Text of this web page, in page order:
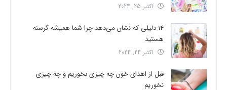
اکتبر 25, 2024
14 دلیلی که نشان می‌دهد چرا شما همیشه گرسنه
هستید
اکتبر 24, 2024
قبل از اهدای خون چه چیزی بخوریم و چه چیزی
نخوریم